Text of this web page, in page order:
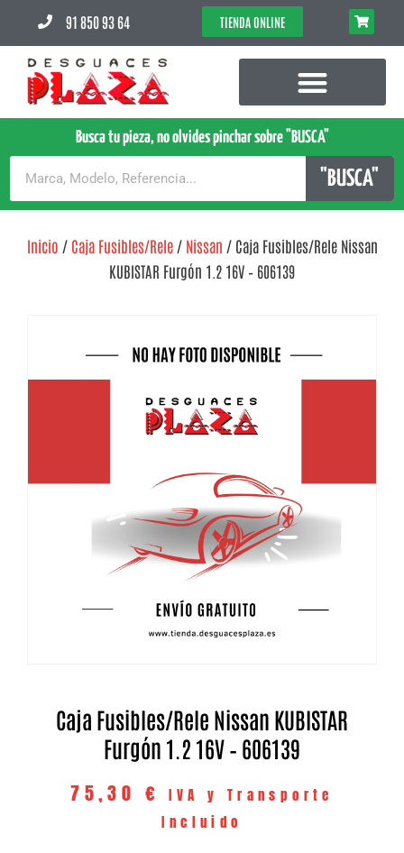
91 850 93 64 TIENDA ONLINE
Busca tu pieza, no olvides pinchar sobre "BUSCA"
"BUSCA"
Inicio / Caja Fusibles/Rele/ Nissan / Caja Fusibles/Rele Nissan
KUBISTAR Furgón 1.2 16V – 606139
Caja Fusibles/Rele Nissan KUBISTAR
Furgón 1.2 16V – 606139
75,30 €
IVA y Transporte
Incluido